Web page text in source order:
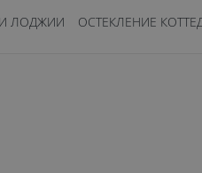
ЛОДЖИИ ОСТЕКЛЕНИЕ